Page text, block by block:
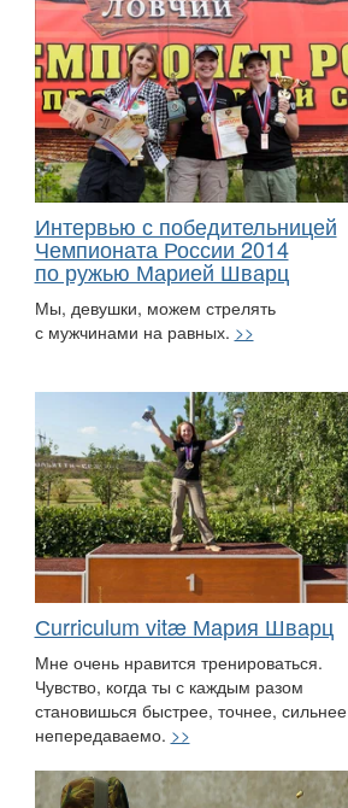
Интервью с победительницей
Чемпионата России 2014
по ружью Марией Шварц
Мы, девушки, можем стрелять
с мужчинами на равных. >>
Сurriculum vitæ Мария Шварц
Мне очень нравится тренироваться.
Чувство, когда ты с каждым разом
становишься быстрее, точнее, сильнее
непередаваемо. >>